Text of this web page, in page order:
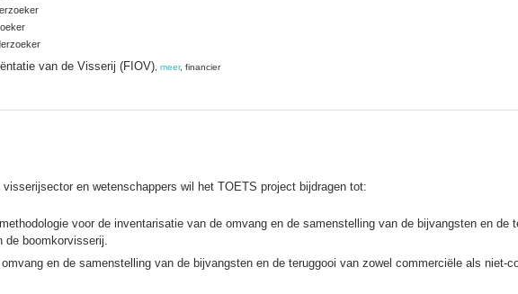
van de Visserij (FIOV) meer, financier
en wetenschappers wil het TOETS project bijdragen tot:
voor de inventarisatie van de omvang en de samenstelling van de bijvangsten en de
boomkorvisserij.
en de samenstelling van de bijvangsten en de teruggooi van zowel commerciële als niet-